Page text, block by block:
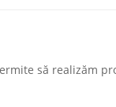
să realizăm